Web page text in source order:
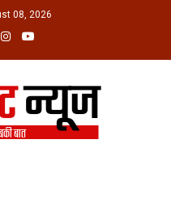
08, 2026